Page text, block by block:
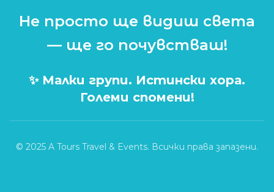
Не просто ще видиш света
— ще го почувстваш!
✨ Малки групи. Истински хора.
Големи спомени!
© 2025 A Tours Travel & Events. Всички права запазени.